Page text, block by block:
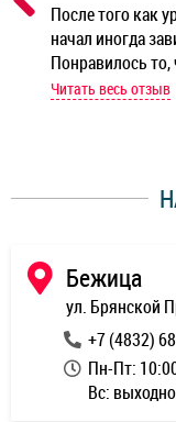
После того как
начал иногда
Понравилось то,
мастер при мне
работы и
Читать весь отзыв
Бежица
ул. Брянской
+7 (4832)
Пн-Пт:
Вс: